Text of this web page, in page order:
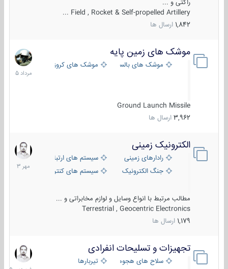
راکتی و ...
Field , Rocket & Self-propelled Artillery ...
1,842 ارسال ها
موشک های زمین پایه
موشک های بالستیک موشک های کروز
Ground Launch Missile
3,962 ارسال ها
2
مرداد
1405
الکترونیک زمینی
رادارهای زمینی
سیستم های ارتباطی و جمع آوری
جنگ الکترونیک
سیستم های کنترل آتش و تجهیزات
مطالب مرتبط با انواع وسایل و لوازم مخابراتی و ...
Terrestrial , Geocentric Electronics
1,179 ارسال ها
1
مهر
1403
تجهیزات و تسلیحات انفرادی
سلاح های هجومی
تیربارها
17
فروردین